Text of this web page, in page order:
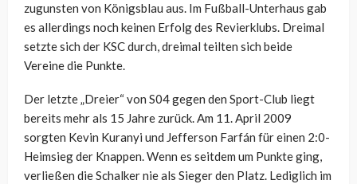
zugunsten von Königsblau aus. Im Fußball-Unterhaus gab
es allerdings noch keinen Erfolg des Revierklubs. Dreimal
setzte sich der KSC durch, dreimal teilten sich beide
Vereine die Punkte.
Der letzte „Dreier“ von S04 gegen den Sport-Club liegt
bereits mehr als 15 Jahre zurück. Am 11. April 2009
sorgten Kevin Kuranyi und Jefferson Farfán für einen 2:0-
Heimsieg der Knappen. Wenn es seitdem um Punkte ging,
verließen die Schalker nie als Sieger den Platz. Lediglich im